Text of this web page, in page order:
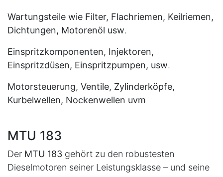
Wartungsteile wie Filter, Flachriemen, Keilriemen,
Dichtungen, Motorenöl usw.
Einspritzkomponenten, Injektoren,
Einspritzdüsen, Einspritzpumpen, usw.
Motorsteuerung, Ventile, Zylinderköpfe,
Kurbelwellen, Nockenwellen uvm
MTU 183
Der MTU 183 gehört zu den robustesten
Dieselmotoren seiner Leistungsklasse – und seine